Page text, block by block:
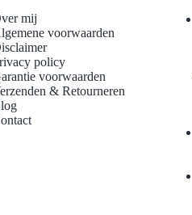
mij
voorwaarden
policy
voorwaarden
& Retourneren